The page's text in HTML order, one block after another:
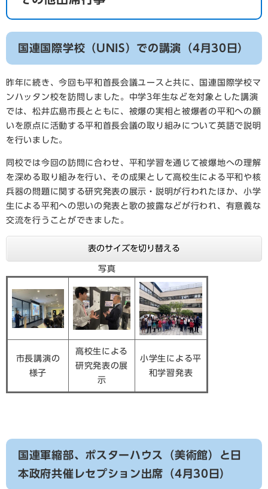
国連国際学校（UNIS）での講演（4月30日）
昨年に続き、今回も平和首長会議ユースと共に、国連国際学校マ
ンハッタン校を訪問しました。中学3年生などを対象とした講演
では、松井広島市長とともに、被爆の実相と被爆者の平和への願
いを原点に活動する平和首長会議の取り組みについて英語で説明
を行いました。
同校では今回の訪問に合わせ、平和学習を通じて被爆地への理解
を深める取り組みを行い、その成果として高校生による平和や核
兵器の問題に関する研究発表の展示・説明が行われたほか、小学
生による平和への思いの発表と歌の披露などが行われ、有意義な
交流を行うことができました。
表のサイズを切り替える
写真
市長講演の
様子
高校生による
研究発表の展
示
小学生による平
和学習発表
国連軍縮部、ポスターハウス（美術館）と日
本政府共催レセプション出席（4月30日）